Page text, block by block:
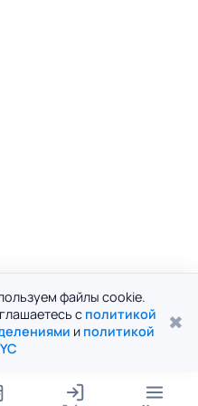
файлы cookie.
с политикой
и политикой
✖